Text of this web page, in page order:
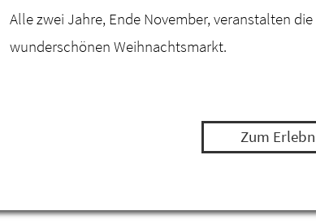
Alle zwei Jahre, Ende November, veranstalten
wunderschönen Weihnachtsmarkt.
Zum